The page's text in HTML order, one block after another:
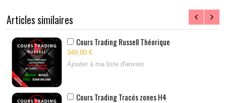
Articles similaires
Cours Trading Russell Théorique
349,00 €
Ajouter à ma liste d'envies
Cours Trading Tracés zones H4